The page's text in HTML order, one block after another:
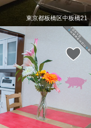
東京都板橋区中板橋21